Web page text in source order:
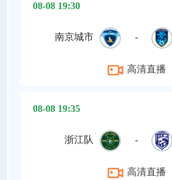
08-08 19:30
南京城市 -
高清直播
08-08 19:35
浙江队 -
高清直播